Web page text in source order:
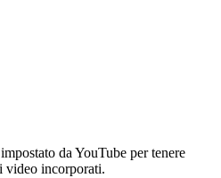
da YouTube per tenere
video incorporati.